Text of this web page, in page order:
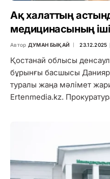
Ақ халаттың
медицинасының
Автор ДУМАН БЫҚАЙ 23.12.2025
Қостанай облысы
бұрынғы басшысы
туралы жаңа мәлімет
Ertenmedia.kz.